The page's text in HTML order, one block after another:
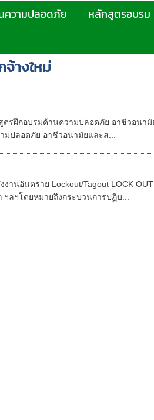
วามปลอดภัย หลักสูตรอบรม
างใหม่
รฝึกอบรมด้านความปลอดภัย อาชีวอนา
ปลอดภัย อาชีวอนามัยและส...
งานอันตราย Lockout/Tagout LOCK
ฯลฯโดยหมายถึงกระบวนการปฏิบ...